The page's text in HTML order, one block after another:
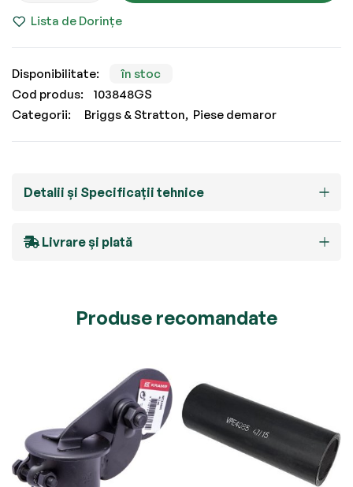
Lista de Dorințe
în stoc
Cod produs
103848GS
Categorii:
Briggs & Stratton Piese demaror
Detalii și Specificații tehnice
Livrare și plată
Produse recomandate